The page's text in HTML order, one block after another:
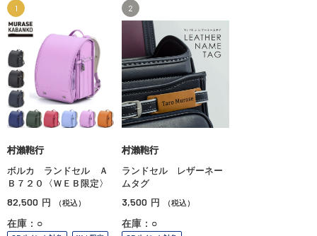
1
村瀨鞄行
ボルカ ランドセル Ａ
Ｂ７２０〈ＷＥＢ限定〉
82,500 円 （税込）
在庫：○
2
村瀨鞄行
ランドセル レザーネー
ムタグ
3,500 円 （税込）
在庫：○